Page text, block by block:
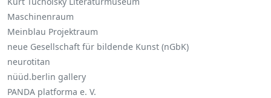
Maschinenraum
Meinblau Projektraum
neue Gesellschaft für bildende Kunst (nGbK)
neurotitan
nüüd.berlin gallery
PANDA platforma e. V.